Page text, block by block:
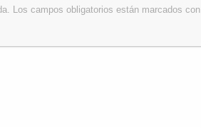
Los campos obligatorios están marcados con